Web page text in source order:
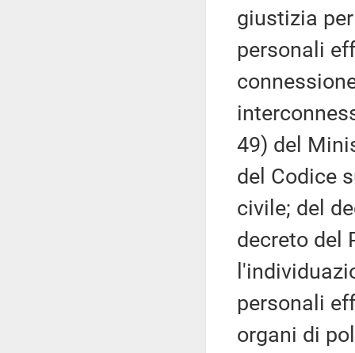
giustizia
personali
49) del
del Codice
civile; del
decreto del
personali
organi di